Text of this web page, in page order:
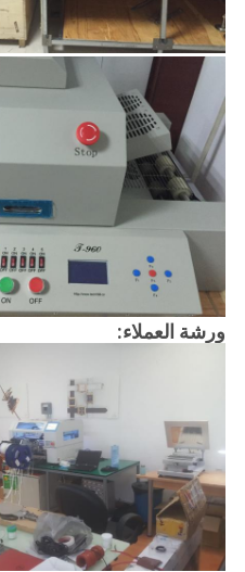
ورشة العملاء: